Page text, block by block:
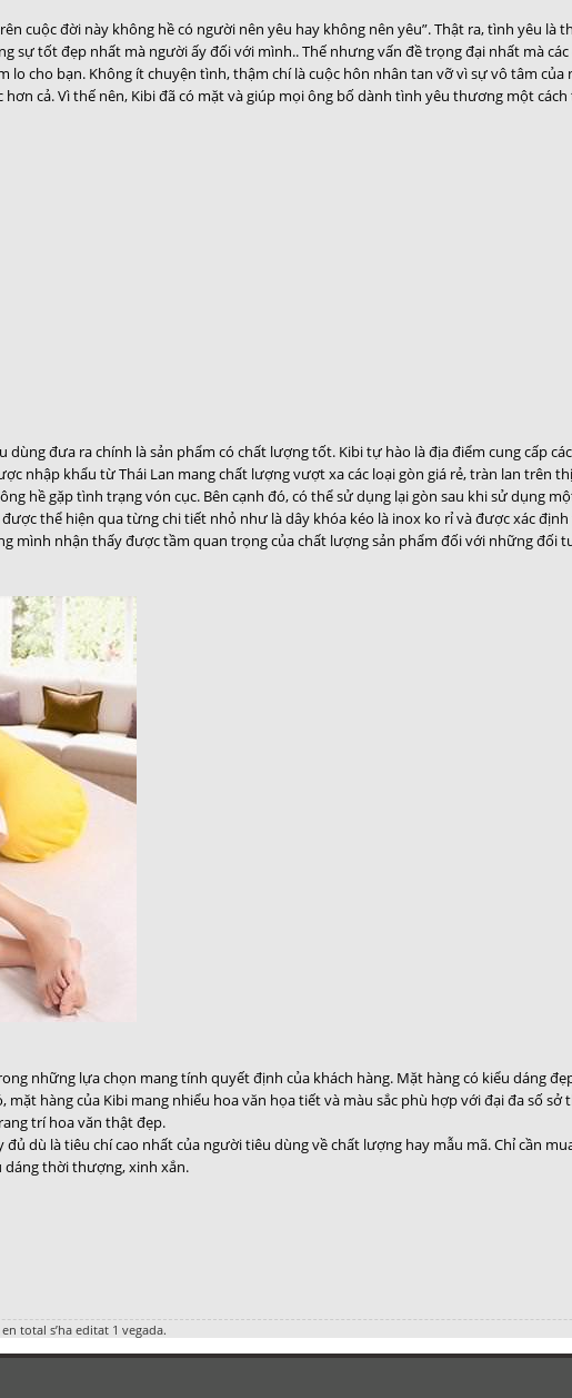
cuộc đời này không hề có người nên yêu hay không nên yêu”. Thật ra, tình yêu là
sự tốt đẹp nhất mà người ấy đối với mình.. Thế nhưng vấn đề trọng đại nhất mà
cho bạn. Không ít chuyện tình, thậm chí là cuộc hôn nhân tan vỡ vì sự vô tâm của
cả. Vì thế nên, Kibi đã có mặt và giúp mọi ông bố dành tình yêu thương một cách
đưa ra chính là sản phẩm có chất lượng tốt. Kibi tự hào là địa điểm cung cấp
nhập khẩu từ Thái Lan mang chất lượng vượt xa các loại gòn giá rẻ, tràn lan trên
hề gặp tình trạng vón cục. Bên cạnh đó, có thể sử dụng lại gòn sau khi sử dụng
thể hiện qua từng chi tiết nhỏ như là dây khóa kéo là inox ko rỉ và được xác
mình nhận thấy được tầm quan trọng của chất lượng sản phẩm đối với những đối
những lựa chọn mang tính quyết định của khách hàng. Mặt hàng có kiểu dáng
hàng của Kibi mang nhiểu hoa văn họa tiết và màu sắc phù hợp với đại đa số sở
trí hoa văn thật đẹp.
dù là tiêu chí cao nhất của người tiêu dùng về chất lượng hay mẫu mã. Chỉ cần
dáng thời thượng, xinh xắn.
total s’ha editat 1 vegada.